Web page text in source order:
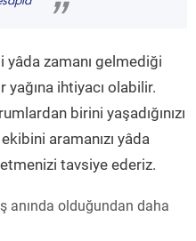
”
yâda zamanı gelmediği
yağına ihtiyacı olabilir.
birini yaşadığınızı
aramanızı yâda
tavsiye ederiz.
anında olduğundan daha